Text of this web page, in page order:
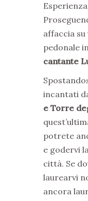
affaccia su
pedonale
cantante
incantati
e Torre
potrete
e godervi
città. Se
laurearvi
ancora